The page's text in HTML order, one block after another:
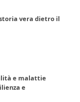
vera dietro il
e malattie
e